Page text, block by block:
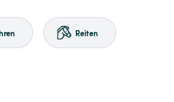
Reiten